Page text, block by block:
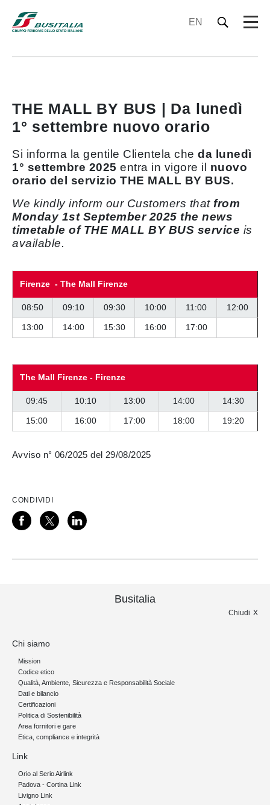
EN
THE MALL BY BUS | Da lunedì
1° settembre nuovo orario
Si informa la gentile Clientela che da lunedì
1° settembre 2025 entra in vigore il nuovo
orario del servizio THE MALL BY BUS.
We kindly inform our Customers that from
Monday 1st September 2025 the news
timetable of THE MALL BY BUS service is
available.
Firenze - The Mall Firenze
08:50 09:10 09:30 10:00 11:00 12:00
13:00 14:00 15:30 16:00 17:00
The Mall Firenze - Firenze
09:45 10:10 13:00 14:00 14:30
15:00 16:00 17:00 18:00 19:20
Avviso n° 06/2025 del 29/08/2025
CONDIVIDI
Busitalia
Chiudi
Chi siamo
Mission
Codice etico
Qualità, Ambiente, Sicurezza e Responsabilità Sociale
Dati e bilancio
Certificazioni
Politica di Sostenibilità
Area fornitori e gare
Etica, compliance e integrità
Link
Orio al Serio Airlink
Padova - Cortina Link
Livigno Link